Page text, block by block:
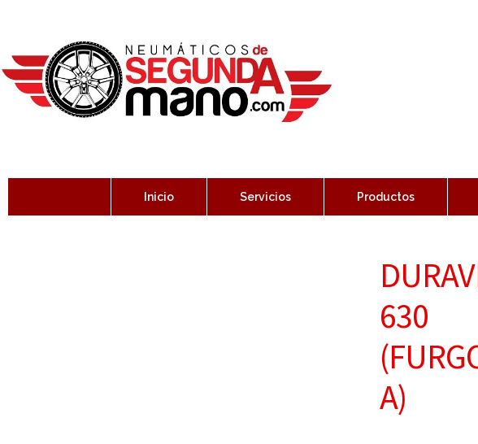
Inicio Servicios Productos
630
A)